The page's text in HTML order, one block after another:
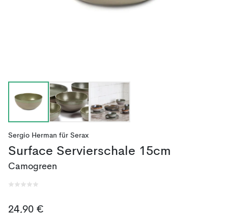
Sergio Herman für Serax
Surface Servierschale 15cm
Camogreen
24,90 €